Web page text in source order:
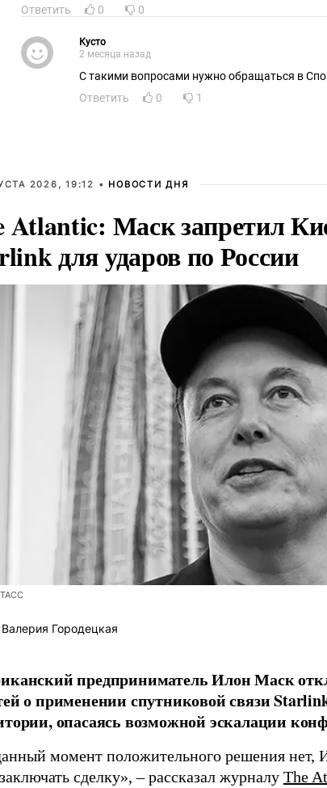
Ответить
0 0
Кусто
2 месяца назад
С такими вопросами нужно обращаться в
Ответить
0 1
2026, 19:12 • НОВОСТИ ДНЯ
Atlantic: Маск запретил
для ударов по России
ТАСС
Валерия Городецкая
предприниматель Илон Маск
о применении спутниковой связи
опасаясь возможной эскалации
момент положительного решения нет,
сделку», – рассказал журналу The